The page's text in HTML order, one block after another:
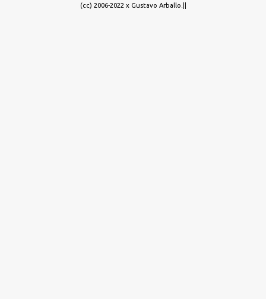
(cc) 2006-2022 x Gustavo Arballo.||